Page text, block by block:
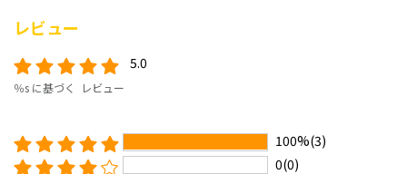
レビュー
5.0
％s に基づく レビュー
100%(3)
0(0)